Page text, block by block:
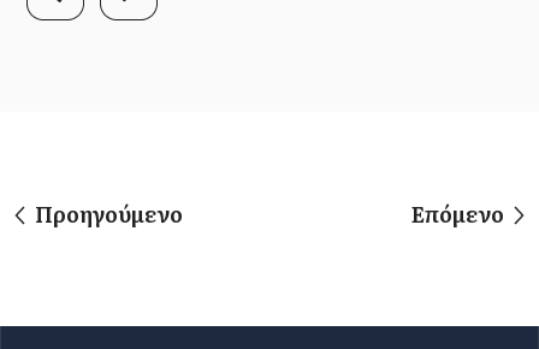
Προηγούμενο Επόμενο